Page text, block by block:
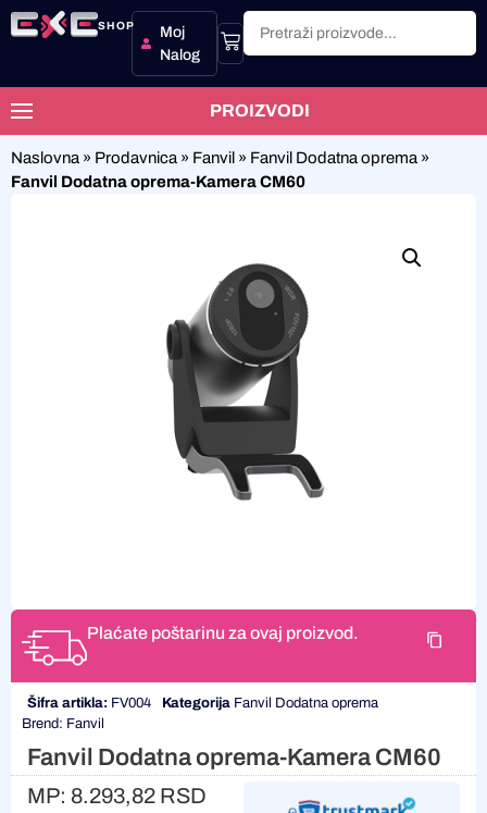
SHOP
Moj
Nalog
PROIZVODI
Naslovna » Prodavnica » Fanvil » Fanvil Dodatna oprema »
Fanvil Dodatna oprema-Kamera CM60
Plaćate poštarinu za ovaj proizvod.
Šifra artikla: FV004 Kategorija Fanvil Dodatna oprema
Brend: Fanvil
Fanvil Dodatna oprema-Kamera CM60
MP: 8.293,82 RSD